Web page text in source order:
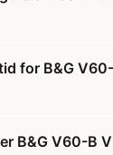
for B&G
B&G V60-B